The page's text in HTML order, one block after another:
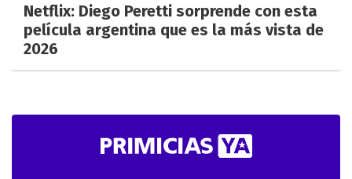
Netflix: Diego Peretti sorprende con esta
película argentina que es la más vista de
2026